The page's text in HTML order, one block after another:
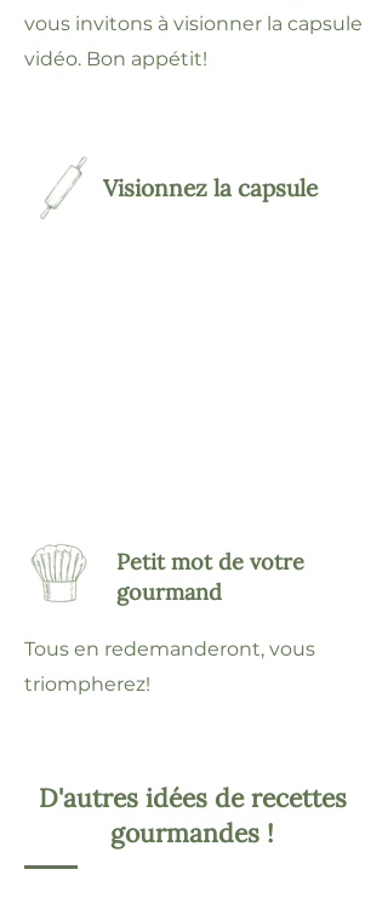
vous invitons à visionner la capsule
vidéo. Bon appétit!
Visionnez la capsule
Petit mot de votre
gourmand
Tous en redemanderont, vous
triompherez!
D'autres idées de recettes
gourmandes !